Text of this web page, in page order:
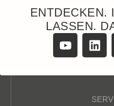
ENTDECKEN.
LASSEN.